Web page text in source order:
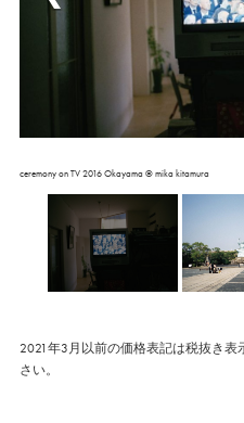
ceremony on TV 2016 Okayama © mika kitamura
2021年3月以前の価格表記は税抜き
さい。